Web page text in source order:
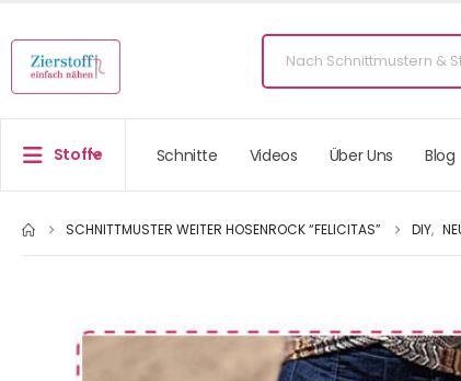
Stoffe Schnitte Videos Über Uns Blog
SCHNITTMUSTER WEITER HOSENROCK “FELICITAS” DIY,